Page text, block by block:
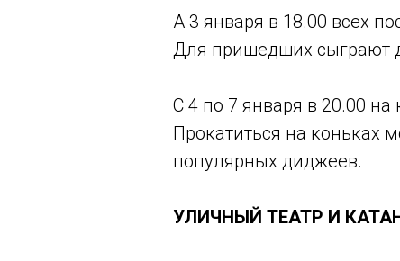
А 3 января в 18.00 всех
Для пришедших сыграют
С 4 по 7 января в 20.00
Прокатиться на коньках
популярных диджеев.
УЛИЧНЫЙ ТЕАТР И